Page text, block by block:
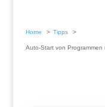
Home Tipps
Auto-Start von Programmen